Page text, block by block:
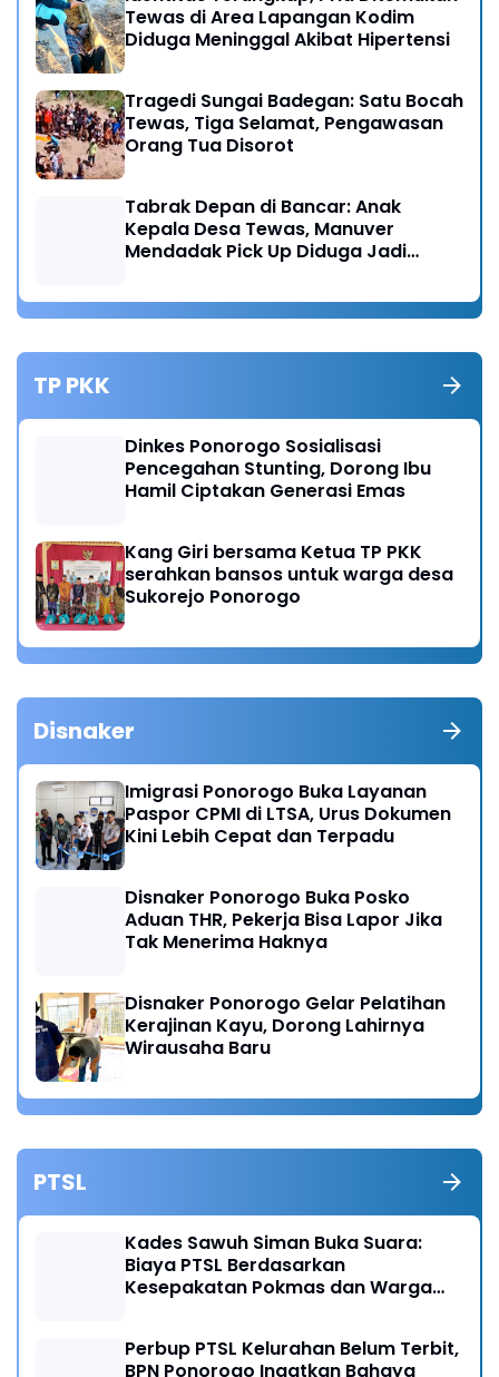
Tewas di Area Lapangan Kodim
Diduga Meninggal Akibat Hipertensi
Tragedi Sungai Badegan: Satu Bocah
Tewas, Tiga Selamat, Pengawasan
Orang Tua Disorot
Tabrak Depan di Bancar: Anak
Kepala Desa Tewas, Manuver
Mendadak Pick Up Diduga Jadi
TP PKK
Dinkes Ponorogo Sosialisasi
Pencegahan Stunting, Dorong Ibu
Hamil Ciptakan Generasi Emas
Kang Giri bersama Ketua TP PKK
serahkan bansos untuk warga desa
Sukorejo Ponorogo
Disnaker
Imigrasi Ponorogo Buka Layanan
Paspor CPMI di LTSA, Urus Dokumen
Kini Lebih Cepat dan Terpadu
Disnaker Ponorogo Buka Posko
Aduan THR, Pekerja Bisa Lapor Jika
Tak Menerima Haknya
Disnaker Ponorogo Gelar Pelatihan
Kerajinan Kayu, Dorong Lahirnya
Wirausaha Baru
PTSL
Kades Sawuh Siman Buka Suara:
Biaya PTSL Berdasarkan
Kesepakatan Pokmas dan Warga
Perbup PTSL Kelurahan Belum Terbit,
BPN Ponorogo Ingatkan Bahaya